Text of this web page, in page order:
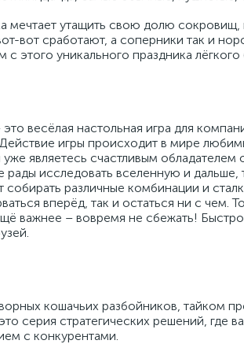
мечтает утащить свою долю
вот сработают, а соперники так и
этого уникального праздника лёгкого
это весёлая настольная игра для
игры происходит в мире
уже являетесь счастливым
рады исследовать вселенную и
различные комбинации и
вперёд, так и остаться ни с чем.
важнее – вовремя не сбежать!
кошачьих разбойников, тайком
серия стратегических решений, где
с конкурентами.